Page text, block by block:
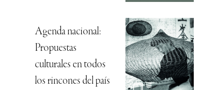
Agenda nacional:
Propuestas
culturales en todos
los rincones del país